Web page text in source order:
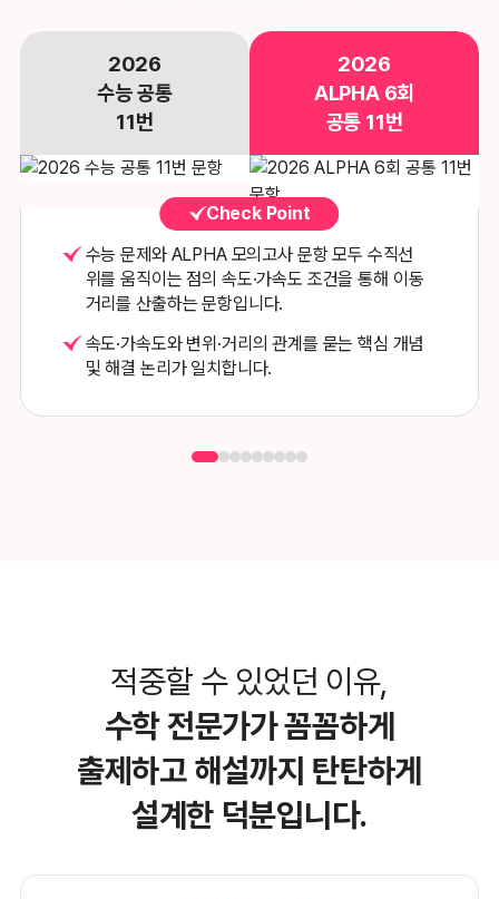
2026
수능 공통
11번
2026
ALPHA 6회
공통 11번
Check Point
수능 문제와 ALPHA 모의고사 문항 모두 수직선
위를 움직이는 점의 속도·가속도 조건을 통해 이동
거리를 산출하는 문항입니다.
속도·가속도와 변위·거리의 관계를 묻는 핵심 개념
및 해결 논리가 일치합니다.
적중할 수 있었던 이유,
수학 전문가가 꼼꼼하게
출제하고 해설까지 탄탄하게
설계한 덕분입니다.